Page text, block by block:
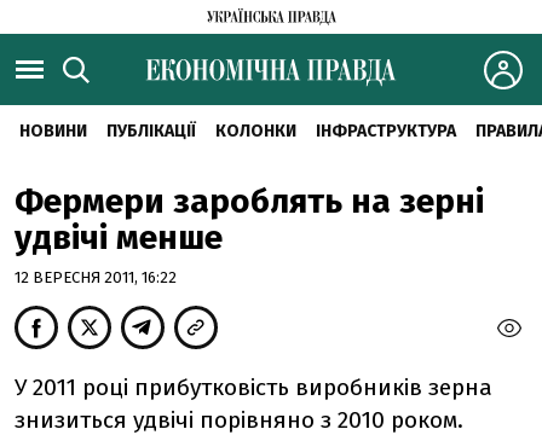
НОВИНИ ПУБЛІКАЦІЇ КОЛОНКИ ІНФРАСТРУКТУРА
Фермери зароблять на зерні
удвічі менше
12 ВЕРЕСНЯ 2011, 16:22
У 2011 році прибутковість виробників зерна
знизиться удвічі порівняно з 2010 роком.